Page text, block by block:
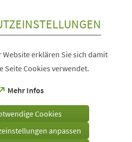
erklären Sie sich damit
Seite Cookies verwendet.
Mehr Infos
Cookies
anpassen